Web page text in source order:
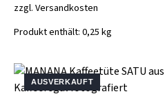
zzgl.Versandkosten
Produkt enthält: 0,25kg
AUSVERKAUFT